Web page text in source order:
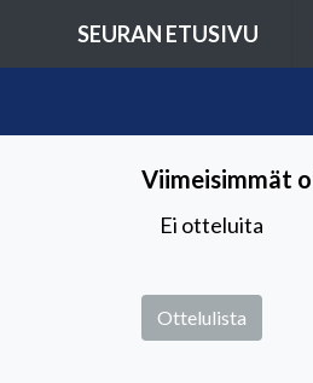
SEURAN ETUSIVU
Viimeisimmät
Ei otteluita
Ottelulista